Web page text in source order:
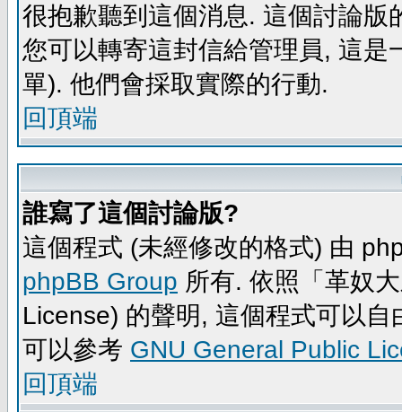
很抱歉聽到這個消息. 這個討論
您可以轉寄這封信給管理員, 這
單). 他們會採取實際的行動.
回頂端
誰寫了這個討論版?
這個程式 (未經修改的格式) 由
phpBB Group 所有. 依照「革奴
License) 的聲明, 這個程式可以
可以參考 GNU General Public
回頂端